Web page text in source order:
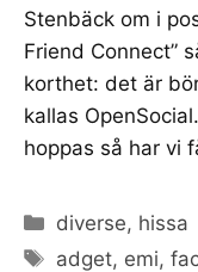
Stenbäck om i
Friend Connect”
korthet: det är
kallas
hoppas så har vi
Categories
diverse, hissa
Tags
adget, emi,